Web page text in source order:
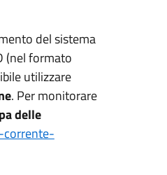
del sistema
(nel formato
utilizzare
. Per monitorare
delle